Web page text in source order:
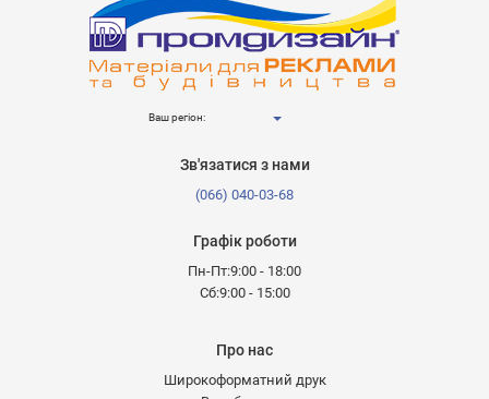
Ваш регіон:
Зв'язатися з нами
(066) 040-03-68
Графік роботи
Пн-Пт:9:00 - 18:00
Сб:9:00 - 15:00
Про нас
Широкоформатний друк